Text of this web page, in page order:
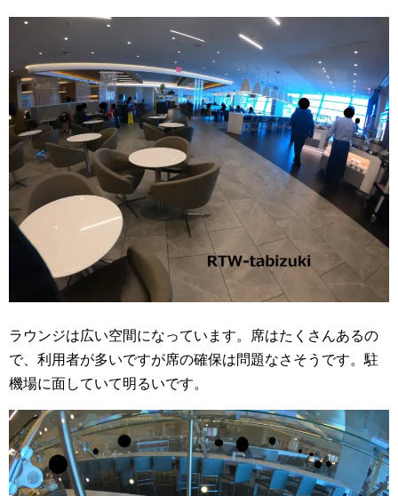
ラウンジは広い空間になっています。席はたくさんあるの
で、利用者が多いですが席の確保は問題なさそうです。駐
機場に面していて明るいです。